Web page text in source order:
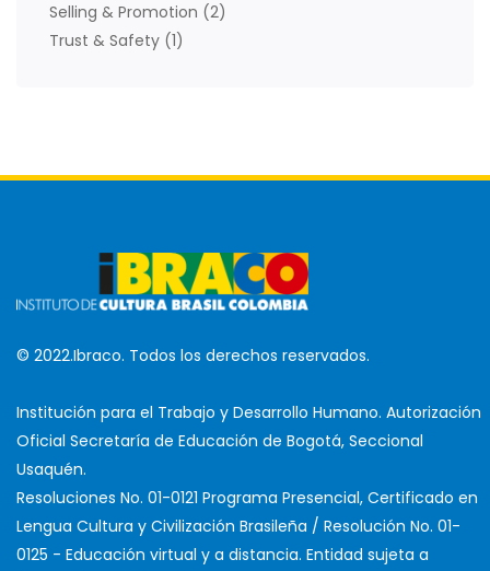
Selling & Promotion (2)
Trust & Safety (1)
© 2022.Ibraco. Todos los derechos reservados.
Institución para el Trabajo y Desarrollo Humano. Autorización
Oficial Secretaría de Educación de Bogotá, Seccional
Usaquén.
Resoluciones No. 01-0121 Programa Presencial, Certificado en
Lengua Cultura y Civilización Brasileña / Resolución No. 01-
0125 - Educación virtual y a distancia. Entidad sujeta a